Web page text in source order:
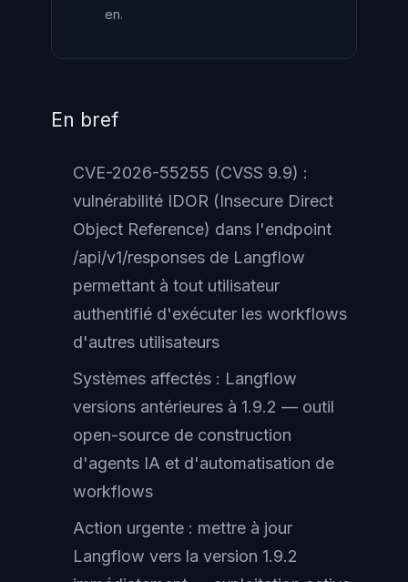
en.
En bref
CVE-2026-55255 (CVSS 9.9) :
vulnérabilité IDOR (Insecure Direct
Object Reference) dans l'endpoint
/api/v1/responses de Langflow
permettant à tout utilisateur
authentifié d'exécuter les workflows
d'autres utilisateurs
Systèmes affectés : Langflow
versions antérieures à 1.9.2 — outil
open-source de construction
d'agents IA et d'automatisation de
workflows
Action urgente : mettre à jour
Langflow vers la version 1.9.2